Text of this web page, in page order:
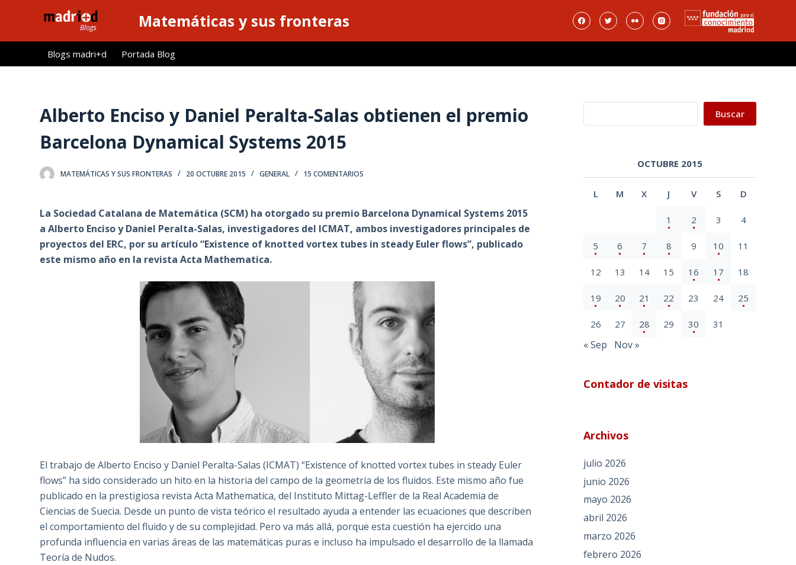
l
Matemáticas y sus fronteras
Blogs madri+d Portada Blog
Alberto Enciso y Daniel Peralta-Salas obtienen el premio
Barcelona Dynamical Systems 2015
MATEMÁTICAS Y SUS FRONTERAS 20 OCTUBRE 2015 GENERAL 15 COMENTARIOS
La Sociedad Catalana de Matemática (SCM) ha otorgado su premio Barcelona Dynamical Systems 2015
a Alberto Enciso y Daniel Peralta-Salas, investigadores del ICMAT, ambos investigadores principales de
proyectos del ERC, por su artículo “Existence of knotted vortex tubes in steady Euler flows”, publicado
este mismo año en la revista Acta Mathematica.
El trabajo de Alberto Enciso y Daniel Peralta-Salas (ICMAT) “Existence of knotted vortex tubes in steady Euler
flows” ha sido considerado un hito en la historia del campo de la geometría de los fluidos. Este mismo año fue
publicado en la prestigiosa revista Acta Mathematica, del Instituto Mittag-Leffler de la Real Academia de
Ciencias de Suecia. Desde un punto de vista teórico el resultado ayuda a entender las ecuaciones que describen
el comportamiento del fluido y de su complejidad. Pero va más allá, porque esta cuestión ha ejercido una
profunda influencia en varias áreas de las matemáticas puras e incluso ha impulsado el desarrollo de la llamada
Teoría de Nudos.
Buscar
OCTUBRE 2015
L M X J V S D
1 2 3 4
5 6 7 8 9 10 11
12 13 14 15 16 17 18
19 20 21 22 23 24 25
26 27 28 29 30 31
« Sep Nov »
Contador de visitas
Archivos
julio 2026
junio 2026
mayo 2026
abril 2026
marzo 2026
febrero 2026